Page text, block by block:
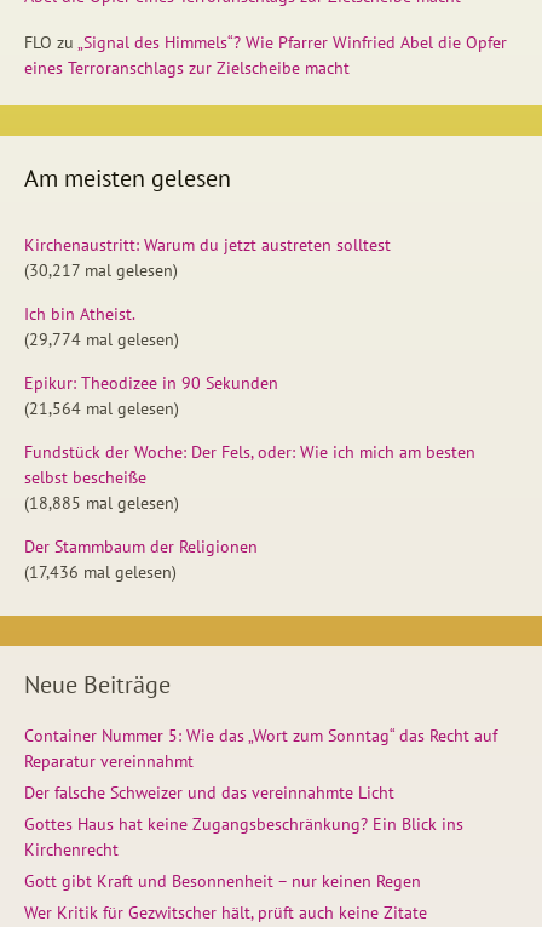
FLO zu „Signal des Himmels“? Wie Pfarrer Winfried Abel die Opfer
eines Terroranschlags zur Zielscheibe macht
Am meisten gelesen
Kirchenaustritt: Warum du jetzt austreten solltest
(30,217 mal gelesen)
Ich bin Atheist.
(29,774 mal gelesen)
Epikur: Theodizee in 90 Sekunden
(21,564 mal gelesen)
Fundstück der Woche: Der Fels, oder: Wie ich mich am besten
selbst bescheiße
(18,885 mal gelesen)
Der Stammbaum der Religionen
(17,436 mal gelesen)
Neue Beiträge
Container Nummer 5: Wie das „Wort zum Sonntag“ das Recht auf
Reparatur vereinnahmt
Der falsche Schweizer und das vereinnahmte Licht
Gottes Haus hat keine Zugangsbeschränkung? Ein Blick ins
Kirchenrecht
Gott gibt Kraft und Besonnenheit – nur keinen Regen
Wer Kritik für Gezwitscher hält, prüft auch keine Zitate